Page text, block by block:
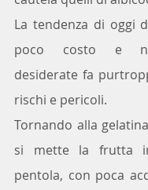
La tendenza di oggi
poco costo e
desiderate fa
rischi e pericoli.
Tornando alla
si mette la frutta
pentola, con poca